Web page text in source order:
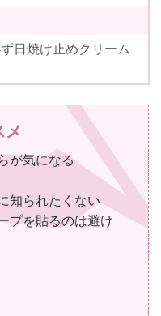
日焼け止めクリーム
メ
が気になる
知られたくない
プを貼るのは避け